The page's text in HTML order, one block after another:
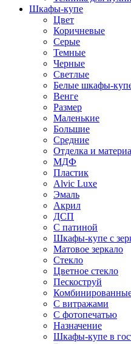
Шкафы-купе
Цвет
Коричневые
Серые
Темные
Черные
Светлые
Белые шкафы-
Венге
Размер
Маленькие
Большие
Средние
Отделка и
МДФ
Пластик
Alvic Luxe
Эмаль
Акрил
ДСП
С патиной
Шкафы-купе с
Матовое зеркало
Стекло
Цветное стекло
Пескоструй
С витражами
С фотопечатью
Назначение
Шкафы-купе в